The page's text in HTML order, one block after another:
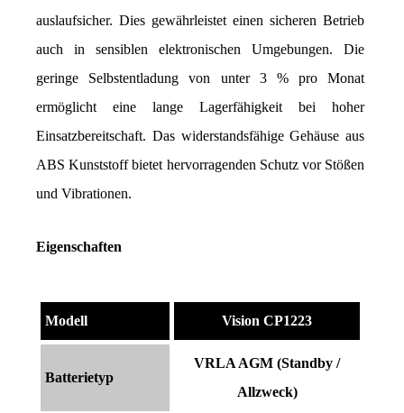
auslaufsicher. Dies gewährleistet einen sicheren Betrieb
auch in sensiblen elektronischen Umgebungen. Die
geringe Selbstentladung von unter 3 % pro Monat
ermöglicht eine lange Lagerfähigkeit bei hoher
Einsatzbereitschaft. Das widerstandsfähige Gehäuse aus
ABS Kunststoff bietet hervorragenden Schutz vor Stößen
und Vibrationen.
Eigenschaften
Modell Vision CP1223
Batterietyp
VRLA AGM (Standby /
Allzweck)